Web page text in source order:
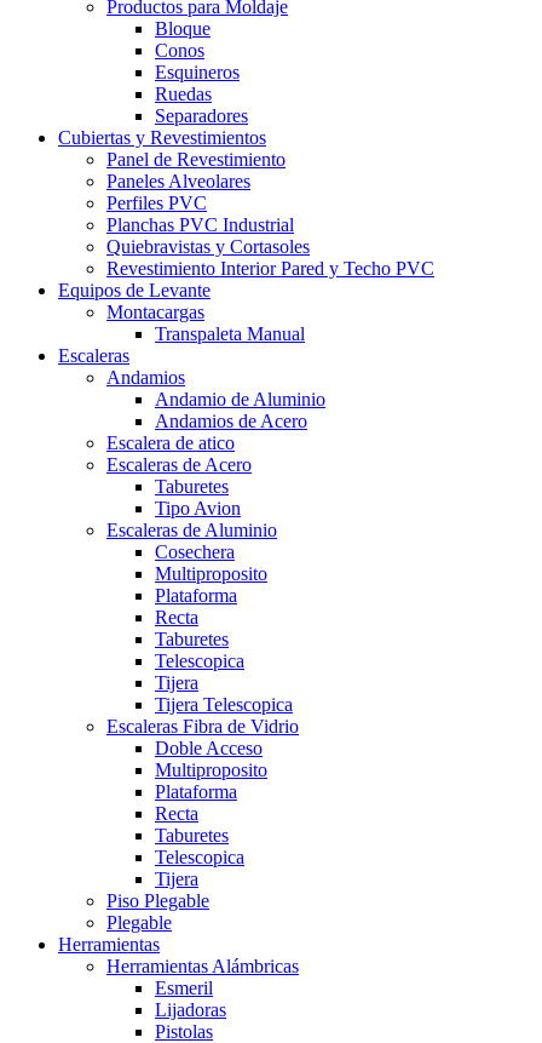
Productos para Moldaje
Bloque
Conos
Esquineros
Ruedas
Separadores
Cubiertas y Revestimientos
Panel de Revestimiento
Paneles Alveolares
Perfiles PVC
Planchas PVC Industrial
Quiebravistas y Cortasoles
Revestimiento Interior Pared y Techo PVC
Equipos de Levante
Montacargas
Transpaleta Manual
Escaleras
Andamios
Andamio de Aluminio
Andamios de Acero
Escalera de atico
Escaleras de Acero
Taburetes
Tipo Avion
Escaleras de Aluminio
Cosechera
Multiproposito
Plataforma
Recta
Taburetes
Telescopica
Tijera
Tijera Telescopica
Escaleras Fibra de Vidrio
Doble Acceso
Multiproposito
Plataforma
Recta
Taburetes
Telescopica
Tijera
Piso Plegable
Plegable
Herramientas
Herramientas Alámbricas
Esmeril
Lijadoras
Pistolas